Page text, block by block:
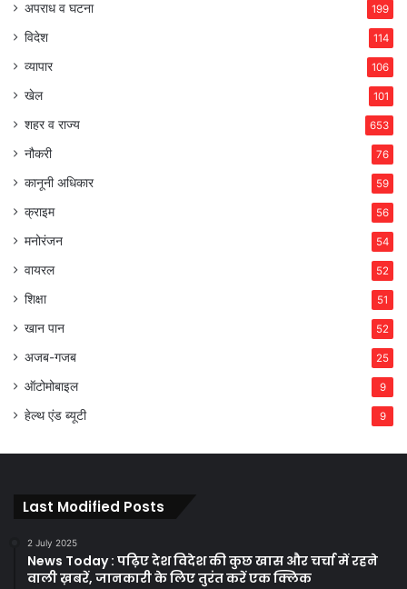
अपराध व घटना 199
विदेश 114
व्यापार 106
खेल 101
शहर व राज्य 653
नौकरी 76
कानूनी अधिकार 59
क्राइम 56
मनोरंजन 54
वायरल 52
शिक्षा 51
खान पान 52
अजब-गजब 25
ऑटोमोबाइल 9
हेल्थ एंड ब्यूटी 9
Last Modified Posts
2 July 2025
News Today : पढ़िए देश विदेश की कुछ खास और चर्चा में रहने
वाली ख़बरें, जानकारी के लिए तुरंत करें एक क्लिक